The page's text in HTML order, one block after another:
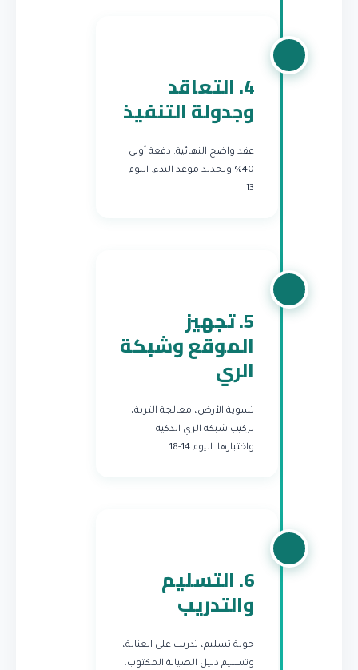
4. التعاقد
وجدولة التنفيذ
عقد واضح النهائية. دفعة أولى
40% وتحديد موعد البدء.
اليوم
13
5. تجهيز
الموقع وشبكة
الري
تسوية الأرض، معالجة التربة،
تركيب شبكة الري الذكية
واختبارها. اليوم 14-18
6. التسليم
والتدريب
جولة تسليم، تدريب على العناية،
وتسليم دليل الصيانة المكتوب.